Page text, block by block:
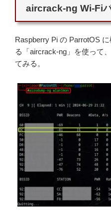
aircrack-ng Wi-Fi
Raspberry Pi の ParrotOS
る「aircrack-ng」を使って
てみる。